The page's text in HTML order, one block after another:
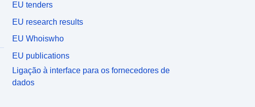
EU tenders
EU research results
EU Whoiswho
EU publications
Ligação à interface para os fornecedores de
dados